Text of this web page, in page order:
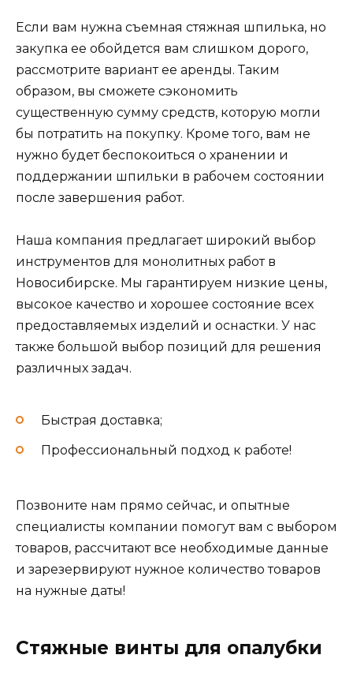
Если вам нужна съемная стяжная шпилька, но
закупка ее обойдется вам слишком дорого,
рассмотрите вариант ее аренды. Таким
образом, вы сможете сэкономить
существенную сумму средств, которую могли
бы потратить на покупку. Кроме того, вам не
нужно будет беспокоиться о хранении и
поддержании шпильки в рабочем состоянии
после завершения работ.
Наша компания предлагает широкий выбор
инструментов для монолитных работ в
Новосибирске. Мы гарантируем низкие цены,
высокое качество и хорошее состояние всех
предоставляемых изделий и оснастки. У нас
также большой выбор позиций для решения
различных задач.
Быстрая доставка;
Профессиональный подход к работе!
Позвоните нам прямо сейчас, и опытные
специалисты компании помогут вам с выбором
товаров, рассчитают все необходимые данные
и зарезервируют нужное количество товаров
на нужные даты!
Стяжные винты для опалубки